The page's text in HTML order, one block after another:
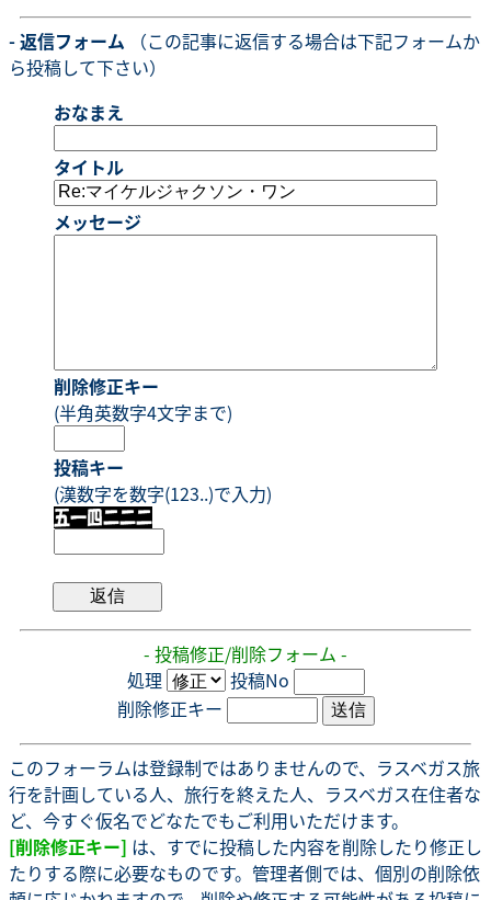
- 返信フォーム （この記事に返信する場合は下記フォームか
ら投稿して下さい）
おなまえ
タイトル
メッセージ
削除修正キー
(半角英数字4文字まで)
投稿キー
(漢数字を数字(123..)で入力)
- 投稿修正/削除フォーム -
処理
投稿No
削除修正キー
このフォーラムは登録制ではありませんので、ラスベガス旅
行を計画している人、旅行を終えた人、ラスベガス在住者な
ど、今すぐ仮名でどなたでもご利用いただけます。
[削除修正キー] は、すでに投稿した内容を削除したり修正し
たりする際に必要なものです。管理者側では、個別の削除依